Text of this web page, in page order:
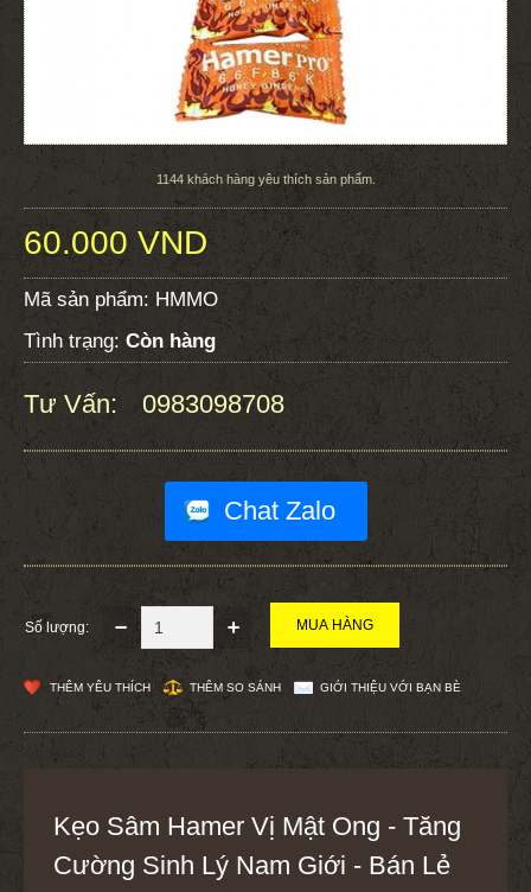
1144 khách hàng yêu thích sản phẩm.
60.000 VND
Mã sản phẩm: HMMO
Tình trạng: Còn hàng
Tư Vấn: 0983098708
Chat Zalo
Số lượng:
THÊM YÊU THÍCH THÊM SO SÁNH GIỚI THIỆU VỚI BẠN BÈ
Kẹo Sâm Hamer Vị Mật Ong - Tăng
Cường Sinh Lý Nam Giới - Bán Lẻ